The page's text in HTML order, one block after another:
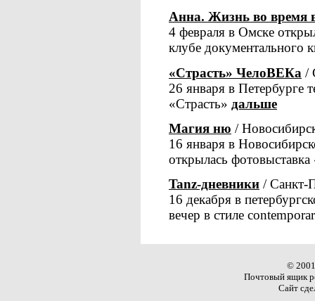
Анна. Жизнь во время
4 февраля в Омске
клубе документального
«Страсть» ЧелоВЕКа /
26 января в Петербурге
«Страсть» дальше
Магия ню /
16 января в
открылась
Tanz-дневники / Санкт-
16 декабря в
вечер в стиле
©
Почтовый ящик
Сайт